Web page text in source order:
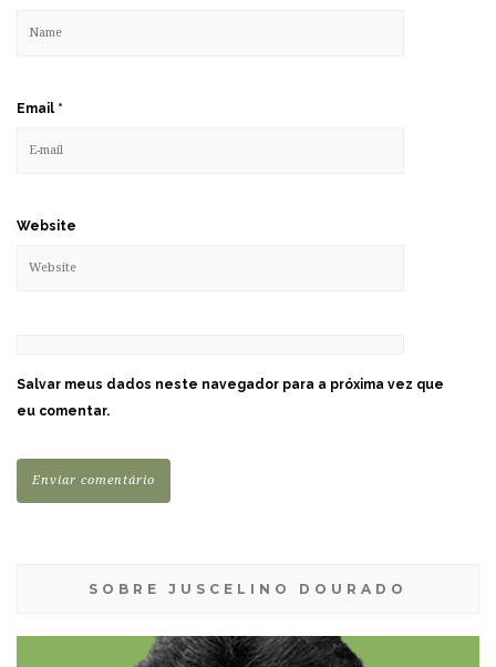
Email *
Website
Salvar meus dados neste navegador para a próxima vez que
eu comentar.
SOBRE JUSCELINO DOURADO